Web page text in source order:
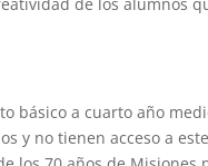
básico a cuarto año
y no tienen acceso a este